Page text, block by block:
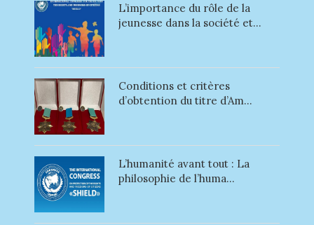
L’importance du rôle de la
jeunesse dans la société et...
Conditions et critères
d’obtention du titre d’Am...
L’humanité avant tout : La
philosophie de l’huma...